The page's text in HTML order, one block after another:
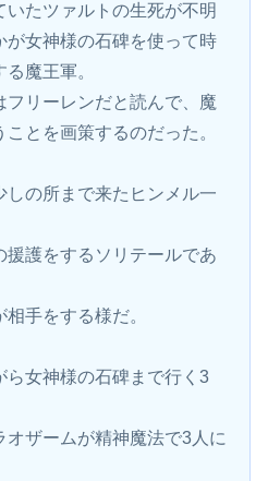
たツァルトの生死が不明
が女神様の石碑を使って時
魔王軍。
フリーレンだと読んで、魔
とを画策するのだった。
の所まで来たヒンメル一
援護をするソリテールであ
手をする様だ。
ら女神様の石碑まで行く3
オザームが精神魔法で3人に